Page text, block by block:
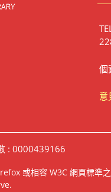
個
意
: 0000439166
或相容 W3C 網頁標準